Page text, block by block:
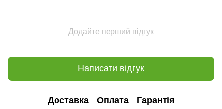
Додайте перший відгук
Написати відгук
Доставка Оплата Гарантія